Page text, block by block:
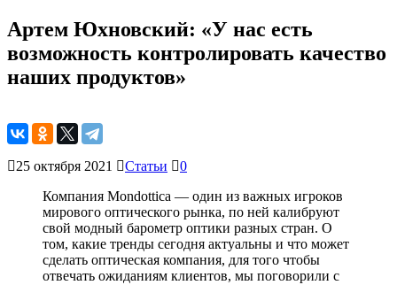
Артем Юхновский: «У нас есть
возможность контролировать качество
наших продуктов»
25 октября 2021 Статьи
0
Компания Mondottica — один из важных игроков
мирового оптического рынка, по ней калибруют
свой модный барометр оптики разных стран. О
том, какие тренды сегодня актуальны и что может
сделать оптическая компания, для того чтобы
отвечать ожиданиям клиентов, мы поговорили с